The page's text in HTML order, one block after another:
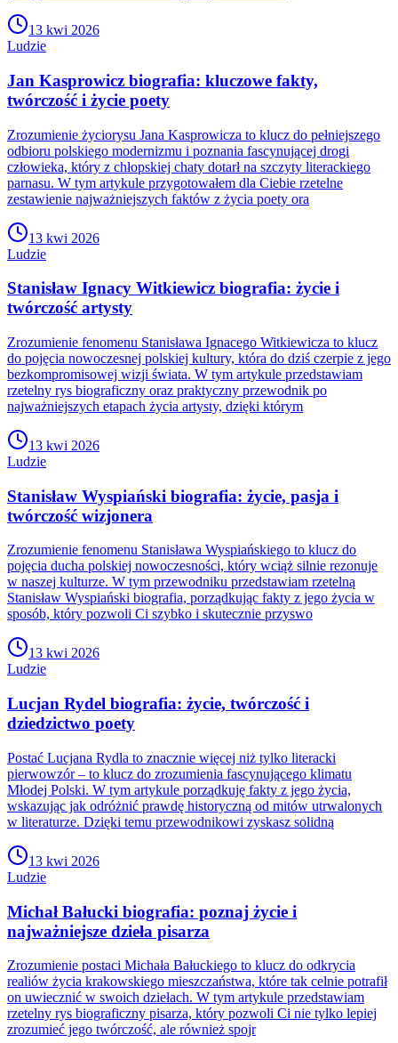
13 kwi 2026
Ludzie
Jan Kasprowicz biografia: kluczowe fakty,
twórczość i życie poety
Zrozumienie życiorysu Jana Kasprowicza to klucz do pełniejszego
odbioru polskiego modernizmu i poznania fascynującej drogi
człowieka, który z chłopskiej chaty dotarł na szczyty literackiego
parnasu. W tym artykule przygotowałem dla Ciebie rzetelne
zestawienie najważniejszych faktów z życia poety ora
13 kwi 2026
Ludzie
Stanisław Ignacy Witkiewicz biografia: życie i
twórczość artysty
Zrozumienie fenomenu Stanisława Ignacego Witkiewicza to klucz
do pojęcia nowoczesnej polskiej kultury, która do dziś czerpie z jego
bezkompromisowej wizji świata. W tym artykule przedstawiam
rzetelny rys biograficzny oraz praktyczny przewodnik po
najważniejszych etapach życia artysty, dzięki którym
13 kwi 2026
Ludzie
Stanisław Wyspiański biografia: życie, pasja i
twórczość wizjonera
Zrozumienie fenomenu Stanisława Wyspiańskiego to klucz do
pojęcia ducha polskiej nowoczesności, który wciąż silnie rezonuje
w naszej kulturze. W tym przewodniku przedstawiam rzetelną
Stanisław Wyspiański biografia, porządkując fakty z jego życia w
sposób, który pozwoli Ci szybko i skutecznie przyswo
13 kwi 2026
Ludzie
Lucjan Rydel biografia: życie, twórczość i
dziedzictwo poety
Postać Lucjana Rydla to znacznie więcej niż tylko literacki
pierwowzór – to klucz do zrozumienia fascynującego klimatu
Młodej Polski. W tym artykule porządkuję fakty z jego życia,
wskazując jak odróżnić prawdę historyczną od mitów utrwalonych
w literaturze. Dzięki temu przewodnikowi zyskasz solidną
13 kwi 2026
Ludzie
Michał Bałucki biografia: poznaj życie i
najważniejsze dzieła pisarza
Zrozumienie postaci Michała Bałuckiego to klucz do odkrycia
realiów życia krakowskiego mieszczaństwa, które tak celnie potrafił
on uwiecznić w swoich dziełach. W tym artykule przedstawiam
rzetelny rys biograficzny pisarza, który pozwoli Ci nie tylko lepiej
zrozumieć jego twórczość, ale również spojr